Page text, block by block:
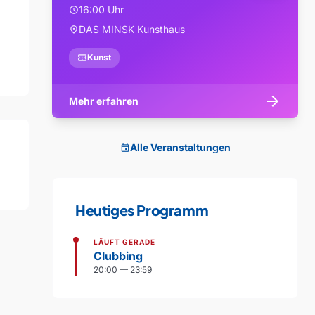
schedule16:00 Uhr
location_onDAS MINSK Kunsthaus
confirmation_numberKunst
Mehr erfahren arrow_forward
eventAlle Veranstaltungen
Heutiges Programm
LÄUFT GERADE
Clubbing
20:00 — 23:59